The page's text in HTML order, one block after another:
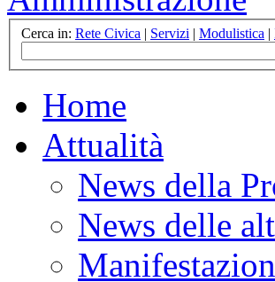
Cerca in: Rete Civica | Servizi | Modulistica |
Home
Attualità
News della
News delle